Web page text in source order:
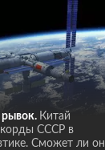
Китай
СССР в
Сможет ли он